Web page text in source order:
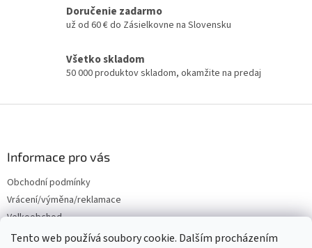
Tento web používá soubory cookie. Dalším procházením
l
á
i
p
i
s
u
Doručenie zadarmo
už od 60 € do Zásielkovne na Slovensku
Všetko skladom
50 000 produktov skladom, okamžite na predaj
Informace pro vás
Obchodní podmínky
Vrácení/výměna/reklamace
Velkoobchod